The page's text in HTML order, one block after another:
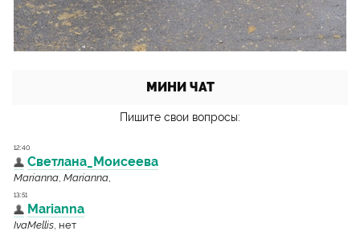
МИНИ ЧАТ
Пишите свои вопросы: